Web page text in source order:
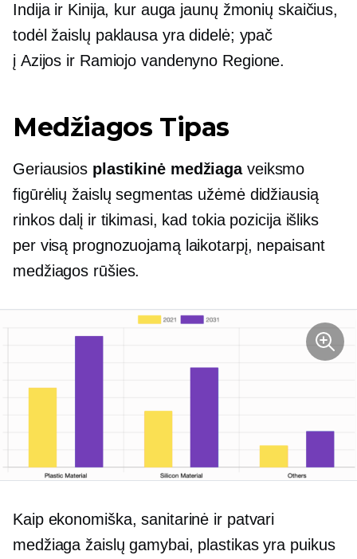
Indija ir Kinija, kur auga jaunų žmonių skaičius,
todėl žaislų paklausa yra didelė; ypač
į Azijos ir Ramiojo vandenyno Regione.
Medžiagos Tipas
Geriausios plastikinė medžiagaveiksmo
figūrėlių žaislų segmentas užėmė didžiausią
rinkos dalį ir tikimasi, kad tokia pozicija išliks
per visą prognozuojamą laikotarpį, nepaisant
medžiagos rūšies.
Kaip ekonomiška, sanitarinė ir patvari
medžiaga žaislų gamybai, plastikas yra puikus